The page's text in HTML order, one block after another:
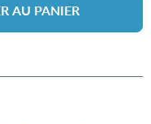
AU PANIER